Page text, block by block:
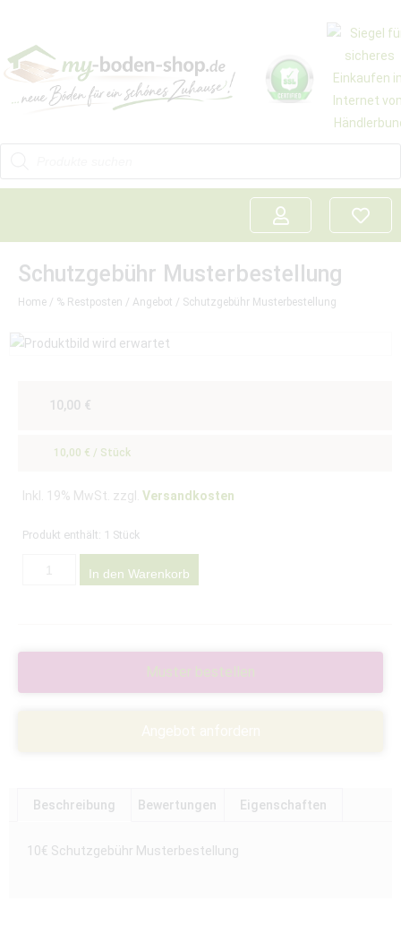
Schutzgebühr Musterbestellung
Home / % Restposten / Angebot / Schutzgebühr Musterbestellung
10,00 €
10,00 € / Stück
Inkl. 19% MwSt. zzgl. Versandkosten
Produkt enthält: 1 Stück
In den Warenkorb
Beschreibung Bewertungen Eigenschaften
10€ Schutzgebühr Musterbestellung